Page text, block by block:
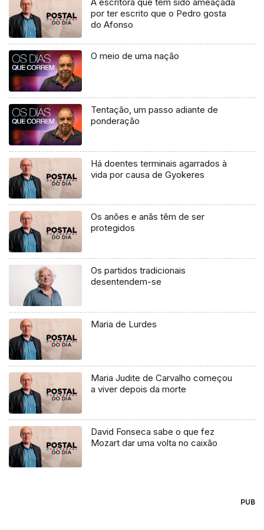
por ter escrito que o Pedro gosta
do Afonso
O meio de uma nação
Tentação, um passo adiante de
ponderação
Há doentes terminais agarrados à
vida por causa de Gyokeres
Os anões e anãs têm de ser
protegidos
Os partidos tradicionais
desentendem-se
Maria de Lurdes
Maria Judite de Carvalho começou
a viver depois da morte
David Fonseca sabe o que fez
Mozart dar uma volta no caixão
PUB